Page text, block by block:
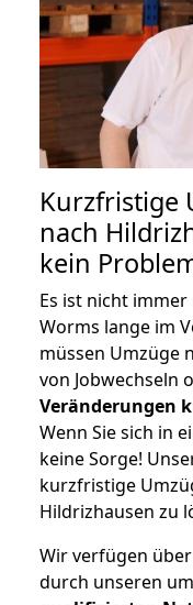
Kurzfristige
nach
kein
Es ist nicht
Worms lange im
müssen Umzüge
von Jobwechseln
Veränderungen
Wenn Sie sich in
keine Sorge!
kurzfristige
Hildrizhausen zu
Wir verfügen
durch unseren